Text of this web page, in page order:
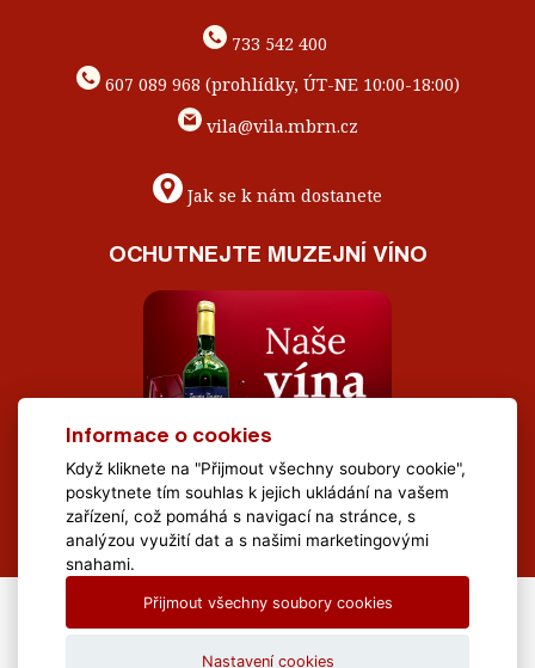
733 542 400
607 089 968 (prohlídky, ÚT-NE 10:00-18:00)
vila@vila.mbrn.cz
Jak se k nám dostanete
OCHUTNEJTE MUZEJNÍ VÍNO
All Rights Reserved Muzeum Brněnska © 2020, Webdesign by
Informace o cookies
Když kliknete na "Přijmout všechny soubory cookie",
poskytnete tím souhlas k jejich ukládání na vašem
zařízení, což pomáhá s navigací na stránce, s
analýzou využití dat a s našimi marketingovými
snahami.
Přijmout všechny soubory cookies
Nastavení cookies